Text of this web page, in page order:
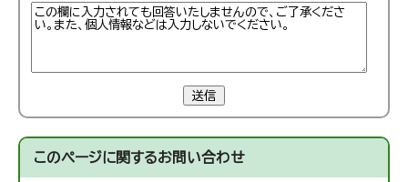
送信
このページに関するお問い合わせ